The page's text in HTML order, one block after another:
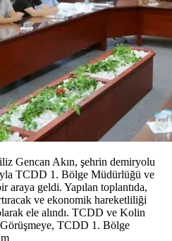
Gencan Akın, şehrin demiryolu
TCDD 1. Bölge Müdürlüğü ve
geldi. Yapılan toplantıda,
ve ekonomik hareketliliği
ele alındı. TCDD ve Kolin
TCDD 1. Bölge